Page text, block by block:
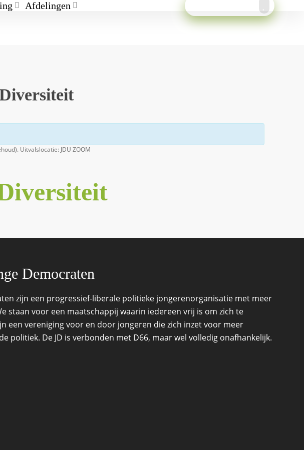
Afdelingen
Uitvalslocatie: JDU ZOOM
Democraten
zijn een progressief-liberale politieke jongerenorganisatie met meer
staan voor een maatschappij waarin iedereen vrij is om zich te
een vereniging voor en door jongeren die zich inzet voor meer
politiek. De JD is verbonden met D66, maar wel volledig onafhankelijk.